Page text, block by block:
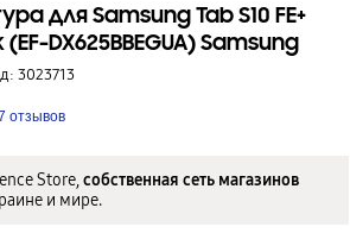
для Samsung Tab S10 FE+
DX625BBEGUA) Samsung
3023713
отзывов
Store,собственная сеть магазинов
и мире.